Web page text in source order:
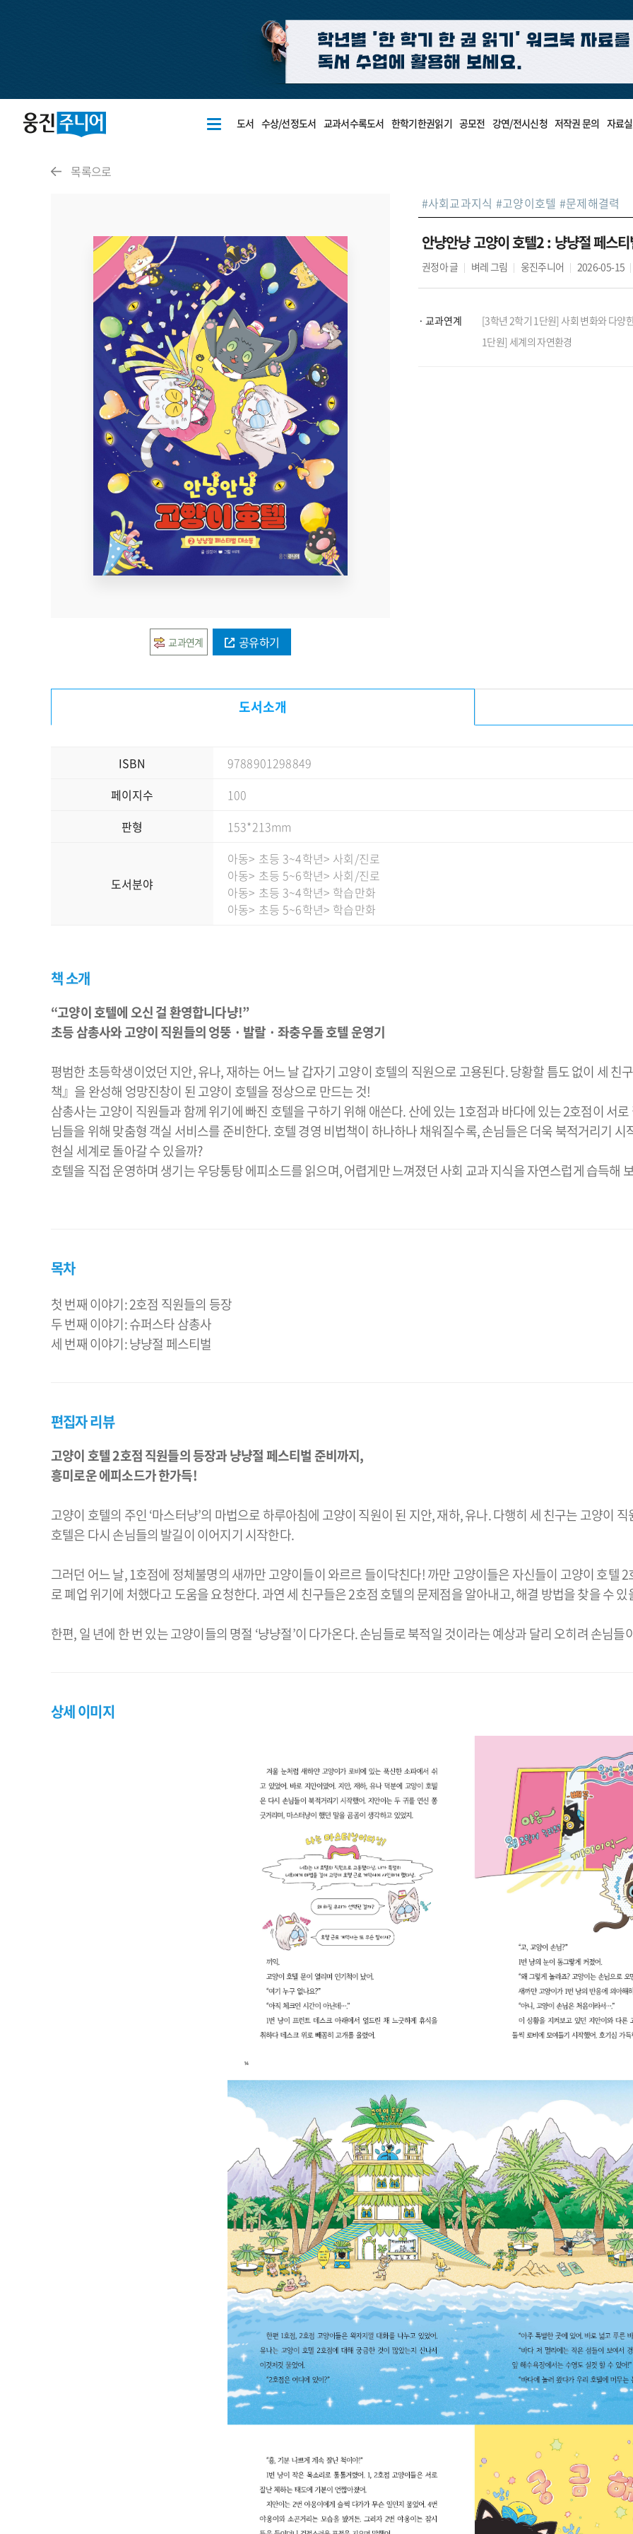
도서 수상/선정도서 교과서수록도서 한학기한권읽기 공모전 강연/전시신청 저작권 문의 자료실
목록으로
교과연계 공유하기
#사회교과지식 #고양이호텔 #문제해결력
안냥안냥 고양이 호텔2 : 냥냥절 페스
권정아글 벼레그림 웅진주니어 2026-05-15
교과연계
[3학년 2학기 1단원] 사회 변화와 다양
1단원] 세계의 자연환경
도서소개
ISBN
9788901298849
페이지수
100
판형
153*213mm
도서분야
아동> 초등 3~4학년> 사회/진로
아동> 초등 5~6학년> 사회/진로
아동> 초등 3~4학년> 학습만화
아동> 초등 5~6학년> 학습만화
책 소개
“고양이 호텔에 오신 걸 환영합니다냥!”
초등 삼총사와 고양이 직원들의 엉뚱 · 발랄 · 좌충우돌 호텔 운영기
평범한 초등학생이었던 지안, 유나, 재하는 어느 날 갑자기 고양이 호텔의 직원으로 고용된다. 당황할 틈도 없이 세 친
책』을 완성해 엉망진창이 된 고양이 호텔을 정상으로 만드는 것!
삼총사는 고양이 직원들과 함께 위기에 빠진 호텔을 구하기 위해 애쓴다. 산에 있는 1호점과 바다에 있는 2호점이 서
님들을 위해 맞춤형 객실 서비스를 준비한다. 호텔 경영 비법책이 하나하나 채워질수록, 손님들은 더욱 북적거리기
현실 세계로 돌아갈 수 있을까?
호텔을 직접 운영하며 생기는 우당퉁탕 에피소드를 읽으며, 어렵게만 느껴졌던 사회 교과 지식을 자연스럽게 습득해
목차
첫 번째 이야기: 2호점 직원들의 등장
두 번째 이야기: 슈퍼스타 삼총사
편집자 리뷰
고양이 호텔 2호점 직원들의 등장과 냥냥절 페스티벌 준비까지,
흥미로운 에피소드가 한가득!
고양이 호텔의 주인 ‘마스터냥’의 마법으로 하루아침에 고양이 직원이 된 지안, 재하, 유나. 다행히 세 친구는 고양이
호텔은 다시 손님들의 발길이 이어지기 시작한다.
그러던 어느 날, 1호점에 정체불명의 새까만 고양이들이 와르르 들이닥친다! 까만 고양이들은 자신들이 고양이 호텔
로 폐업 위기에 처했다고 도움을 요청한다. 과연 세 친구들은 2호점 호텔의 문제점을 알아내고, 해결 방법을 찾을 수
한편, 일 년에 한 번 있는 고양이들의 명절 ‘냥냥절’이 다가온다. 손님들로 북적일 것이라는 예상과 달리 오히려 손님
상세 이미지